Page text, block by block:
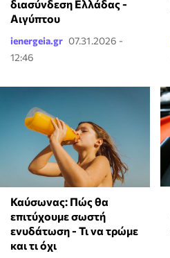
διασύνδεση Ελλάδας -
Αιγύπτου
ienergeia.gr 07.31.2026 -
12:46
Καύσωνας: Πώς θα
επιτύχουμε σωστή
ενυδάτωση - Τι να τρώμε
και τι όχι